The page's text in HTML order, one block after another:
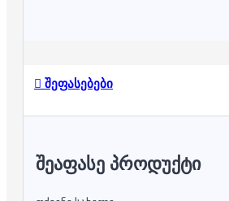
შეფასებები
ᲨᲔᲐᲤᲐᲡᲔ ᲞᲠᲝᲓᲣᲥᲢᲘ